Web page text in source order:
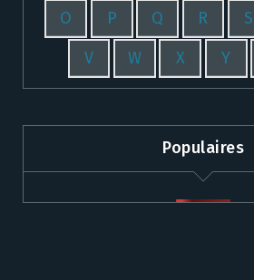
O P Q R S
V W X Y
Populaires